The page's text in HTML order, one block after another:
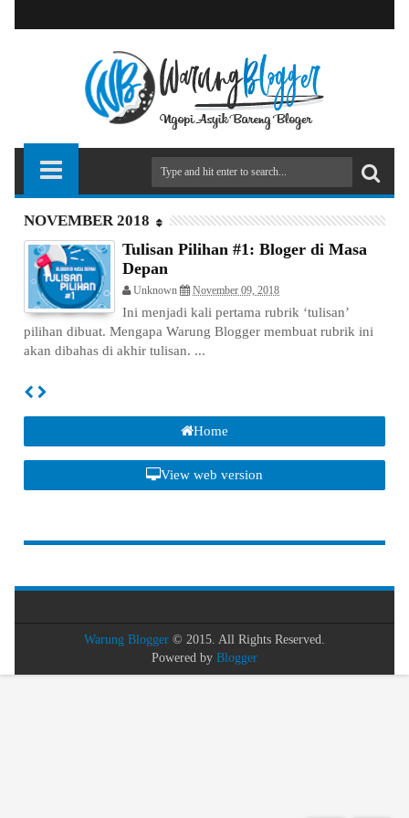
NOVEMBER 2018
Tulisan Pilihan #1: Bloger di Masa
Depan
Unknown November 09, 2018
Ini menjadi kali pertama rubrik ‘tulisan’
pilihan dibuat. Mengapa Warung Blogger membuat rubrik ini
akan dibahas di akhir tulisan. ...
Home
View web version
Warung Blogger © 2015. All Rights Reserved.
Powered by Blogger